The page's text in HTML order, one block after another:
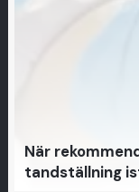
När
tandställning